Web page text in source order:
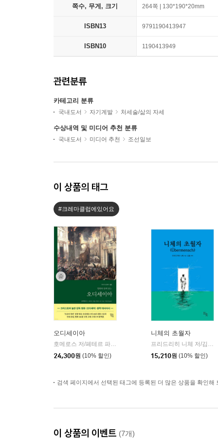
쪽수, 무게, 크기 264쪽 | 130*190*20mm
ISBN13 9791190413947
ISBN10 1190413949
관련분류
카테고리 분류
국내도서 자기계발 처세술/삶의 자세
수상내역 및 미디어 추천 분류
국내도서 미디어 추천 조선일보
이 상품의 태그
#크레마클럽에있어요
오디세이아
호메로스 저/페테르 파울 루벤스 그림/박문재 역 |
현대지성
24,300원 (10% 할인)
니체의 초월자
프리드리히 니체 저/김철 편역
15,210원 (10% 할인)
검색 페이지에서 선택된 태그에 등록된 더 많은 상품을 확인해
이 상품의 이벤트 (7개)